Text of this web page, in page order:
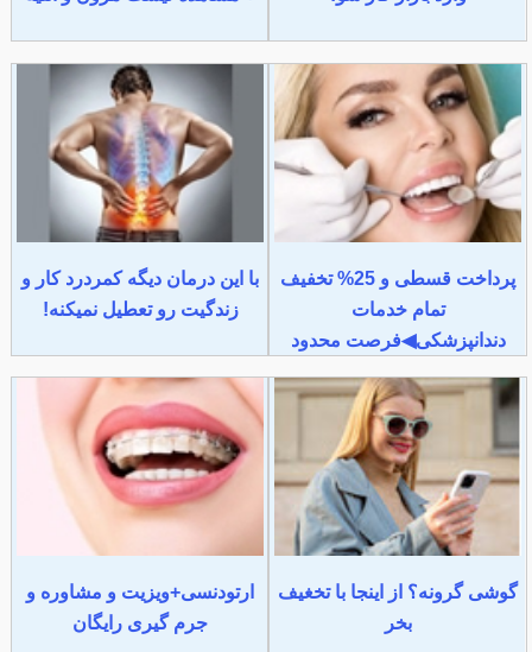
پرداخت قسطی و 25% تخفیف
تمام خدمات
دندانپزشکی◀فرصت محدود
با این درمان دیگه کمردرد کار و
زندگیت رو تعطیل نمیکنه!
گوشی گرونه؟ از اینجا با تخغیف
بخر
ارتودنسی+ویزیت و مشاوره و
جرم گیری رایگان